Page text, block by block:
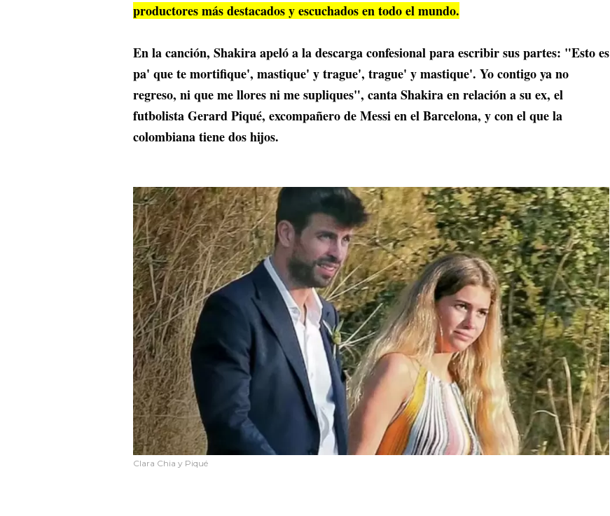
productores más destacados y escuchados en todo el mundo.
En la canción, Shakira apeló a la descarga confesional para escribir sus partes: "Esto es
pa' que te mortifique', mastique' y trague', trague' y mastique'. Yo contigo ya no
regreso, ni que me llores ni me supliques", canta Shakira en relación a su ex, el
futbolista Gerard Piqué, excompañero de Messi en el Barcelona, y con el que la
colombiana tiene dos hijos.
Clara Chia y Piqué